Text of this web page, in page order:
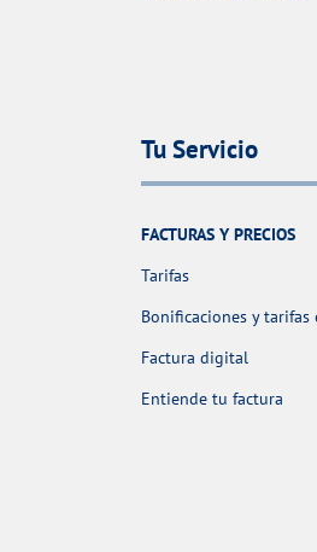
Tu Servicio
FACTURAS Y PRECIOS
Tarifas
Bonificaciones y tarifas
Factura digital
Entiende tu factura